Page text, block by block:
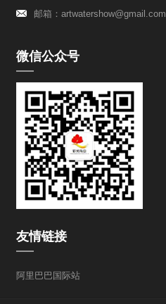
邮箱：artwatershow@gmail.com
微信公众号
友情链接
阿里巴巴国际站